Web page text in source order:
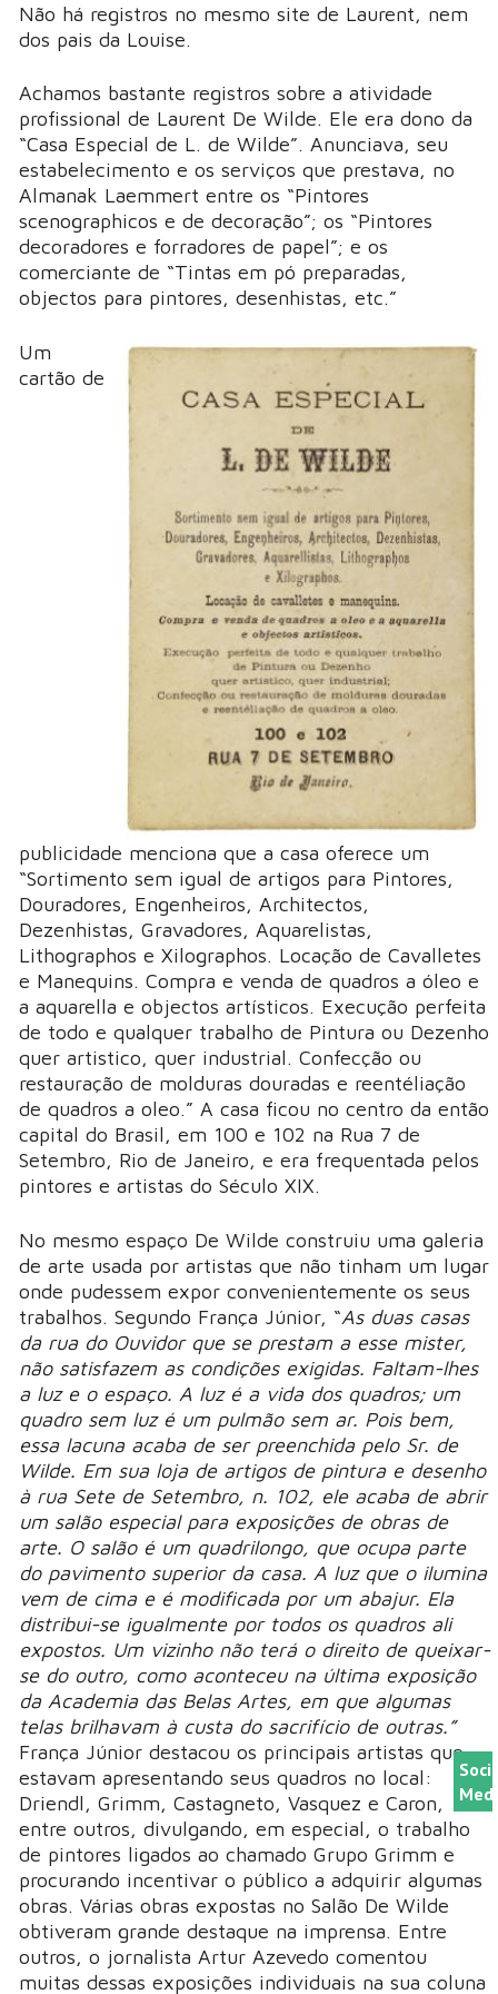
Não há registros no mesmo site de Laurent, nem
dos pais da Louise.
Achamos bastante registros sobre a atividade
profissional de Laurent De Wilde. Ele era dono da
“Casa Especial de L. de Wilde”. Anunciava, seu
estabelecimento e os serviços que prestava, no
Almanak Laemmert entre os “Pintores
scenographicos e de decoração”; os “Pintores
decoradores e forradores de papel”; e os
comerciante de “Tintas em pó preparadas,
objectos para pintores, desenhistas, etc.”
Um
cartão de
publicidade menciona que a casa oferece um
“Sortimento sem igual de artigos para Pintores,
Douradores, Engenheiros, Architectos,
Dezenhistas, Gravadores, Aquarelistas,
Lithographos e Xilographos. Locação de Cavalletes
e Manequins. Compra e venda de quadros a óleo e
a aquarella e objectos artísticos. Execução perfeita
de todo e qualquer trabalho de Pintura ou Dezenho
quer artistico, quer industrial. Confecção ou
restauração de molduras douradas e reentéliação
de quadros a oleo.” A casa ficou no centro da então
capital do Brasil, em 100 e 102 na Rua 7 de
Setembro, Rio de Janeiro, e era frequentada pelos
pintores e artistas do Século XIX.
No mesmo espaço De Wilde construiu uma galeria
de arte usada por artistas que não tinham um lugar
onde pudessem expor convenientemente os seus
trabalhos. Segundo França Júnior, “As duas casas
da rua do Ouvidor que se prestam a esse mister,
não satisfazem as condições exigidas. Faltam-lhes
a luz e o espaço. A luz é a vida dos quadros; um
quadro sem luz é um pulmão sem ar. Pois bem,
essa lacuna acaba de ser preenchida pelo Sr. de
Wilde. Em sua loja de artigos de pintura e desenho
à rua Sete de Setembro, n. 102, ele acaba de abrir
um salão especial para exposições de obras de
arte. O salão é um quadrilongo, que ocupa parte
do pavimento superior da casa. A luz que o ilumina
vem de cima e é modificada por um abajur. Ela
distribui-se igualmente por todos os quadros ali
expostos. Um vizinho não terá o direito de queixar-
se do outro, como aconteceu na última exposição
da Academia das Belas Artes, em que algumas
telas brilhavam à custa do sacrifício de outras.”
França Júnior destacou os principais artistas que
estavam apresentando seus quadros no local:
Driendl, Grimm, Castagneto, Vasquez e Caron,
entre outros, divulgando, em especial, o trabalho
de pintores ligados ao chamado Grupo Grimm e
procurando incentivar o público a adquirir algumas
obras. Várias obras expostas no Salão De Wilde
obtiveram grande destaque na imprensa. Entre
outros, o jornalista Artur Azevedo comentou
muitas dessas exposições individuais na sua coluna